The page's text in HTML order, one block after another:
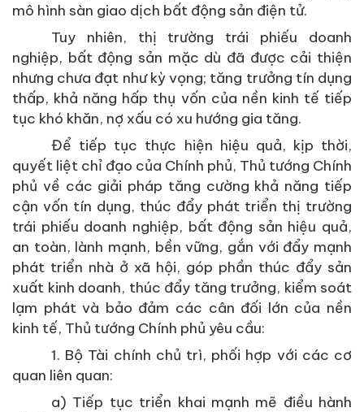
mô hình sàn giao dịch bất động sản điện tử.
Tuy nhiên, thị trường trái phiếu doanh
nghiệp, bất động sản mặc dù đã được cải thiện
nhưng chưa đạt như kỳ vọng; tăng trưởng tín dụng
thấp, khả năng hấp thụ vốn của nền kinh tế tiếp
tục khó khăn, nợ xấu có xu hướng gia tăng.
Để tiếp tục thực hiện hiệu quả, kịp thời,
quyết liệt chỉ đạo của Chính phủ, Thủ tướng Chính
phủ về các giải pháp tăng cường khả năng tiếp
cận vốn tín dụng, thúc đẩy phát triển thị trường
trái phiếu doanh nghiệp, bất động sản hiệu quả,
an toàn, lành mạnh, bền vững, gắn với đẩy mạnh
phát triển nhà ở xã hội, góp phần thúc đẩy sản
xuất kinh doanh, thúc đẩy tăng trưởng, kiểm soát
lạm phát và bảo đảm các cân đối lớn của nền
kinh tế, Thủ tướng Chính phủ yêu cầu:
1. Bộ Tài chính chủ trì, phối hợp với các cơ
quan liên quan:
a) Tiếp tục triển khai mạnh mẽ điều hành